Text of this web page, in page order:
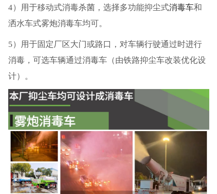
4）用于移动式消毒杀菌，选择多功能抑尘式消毒车和
洒水车式雾炮消毒车均可。
5）用于固定厂区大门或路口，对车辆行驶通过时进行
消毒，可选车辆通过消毒车（由铁路抑尘车改装优化设
计）。